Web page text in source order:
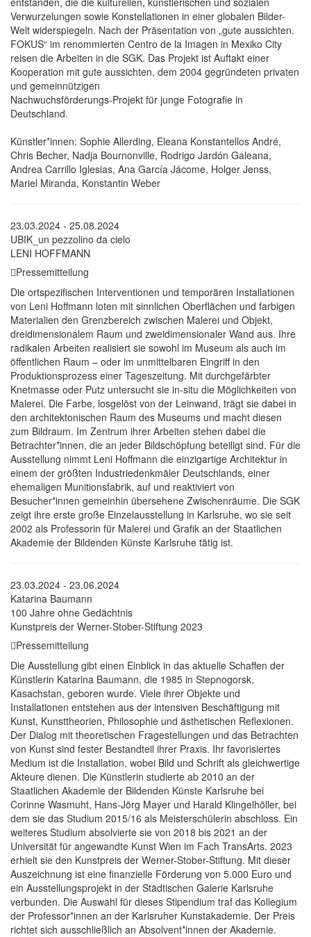
Verwurzelungen sowie Konstellationen in einer globalen Bilder-
Welt widerspiegeln. Nach der Präsentation von „gute aussichten.
FOKUS“ im renommierten Centro de la Imagen in Mexiko City
reisen die Arbeiten in die SGK. Das Projekt ist Auftakt einer
Kooperation mit gute aussichten, dem 2004 gegründeten privaten
und gemeinnützigen
Nachwuchsförderungs-Projekt für junge Fotografie in
Deutschland.
Künstler*innen: Sophie Allerding, Eleana Konstantellos André,
Chris Becher, Nadja Bournonville, Rodrigo Jardón Galeana,
Andrea Carrillo Iglesias, Ana García Jácome, Holger Jenss,
Mariel Miranda, Konstantin Weber
23.03.2024 - 25.08.2024
UBIK_un pezzolino da cielo
LENI HOFFMANN
Pressemitteilung
Die ortspezifischen Interventionen und temporären Installationen
von Leni Hoffmann loten mit sinnlichen Oberflächen und farbigen
Materialien den Grenzbereich zwischen Malerei und Objekt,
dreidimensionalem Raum und zweidimensionaler Wand aus. Ihre
radikalen Arbeiten realisiert sie sowohl im Museum als auch im
öffentlichen Raum – oder im unmittelbaren Eingriff in den
Produktionsprozess einer Tageszeitung. Mit durchgefärbter
Knetmasse oder Putz untersucht sie in-situ die Möglichkeiten von
Malerei. Die Farbe, losgelöst von der Leinwand, trägt sie dabei in
den architektonischen Raum des Museums und macht diesen
zum Bildraum. Im Zentrum ihrer Arbeiten stehen dabei die
Betrachter*innen, die an jeder Bildschöpfung beteiligt sind. Für die
Ausstellung nimmt Leni Hoffmann die einzigartige Architektur in
einem der größten Industriedenkmäler Deutschlands, einer
ehemaligen Munitionsfabrik, auf und reaktiviert von
Besucher*innen gemeinhin übersehene Zwischenräume. Die SGK
zeigt ihre erste große Einzelausstellung in Karlsruhe, wo sie seit
2002 als Professorin für Malerei und Grafik an der Staatlichen
Akademie der Bildenden Künste Karlsruhe tätig ist.
23.03.2024 - 23.06.2024
Katarina Baumann
100 Jahre ohne Gedächtnis
Kunstpreis der Werner-Stober-Stiftung 2023
Pressemitteilung
Die Ausstellung gibt einen Einblick in das aktuelle Schaffen der
Künstlerin Katarina Baumann, die 1985 in Stepnogorsk,
Kasachstan, geboren wurde. Viele ihrer Objekte und
Installationen entstehen aus der intensiven Beschäftigung mit
Kunst, Kunsttheorien, Philosophie und ästhetischen Reflexionen.
Der Dialog mit theoretischen Fragestellungen und das Betrachten
von Kunst sind fester Bestandteil ihrer Praxis. Ihr favorisiertes
Medium ist die Installation, wobei Bild und Schrift als gleichwertige
Akteure dienen. Die Künstlerin studierte ab 2010 an der
Staatlichen Akademie der Bildenden Künste Karlsruhe bei
Corinne Wasmuht, Hans-Jörg Mayer und Harald Klingelhöller, bei
dem sie das Studium 2015/16 als Meisterschülerin abschloss. Ein
weiteres Studium absolvierte sie von 2018 bis 2021 an der
Universität für angewandte Kunst Wien im Fach TransArts. 2023
erhielt sie den Kunstpreis der Werner-Stober-Stiftung. Mit dieser
Auszeichnung ist eine finanzielle Förderung von 5.000 Euro und
ein Ausstellungsprojekt in der Städtischen Galerie Karlsruhe
verbunden. Die Auswahl für dieses Stipendium traf das Kollegium
der Professor*innen an der Karlsruher Kunstakademie. Der Preis
richtet sich ausschließlich an Absolvent*innen der Akademie.